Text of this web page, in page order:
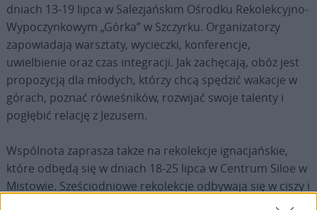
dniach 13-19 lipca w Salezjańskim Ośrodku Rekolekcyjno-
Wypoczynkowym „Górka” w Szczyrku. Organizatorzy
zapowiadają warsztaty, wycieczki, konferencje,
uwielbienie oraz czas integracji. Jak zachęcają, obóz jest
propozycją dla młodych, którzy chcą spędzić wakacje w
górach, poznać rówieśników, rozwijać swoje talenty i
pogłębić relację z Jezusem.
Wspólnota zaprasza także na rekolekcje ignacjańskie,
które odbędą się w dniach 18-25 lipca w Centrum Siloe w
Mistowie. Sześciodniowe rekolekcje odbywają się w ciszy i